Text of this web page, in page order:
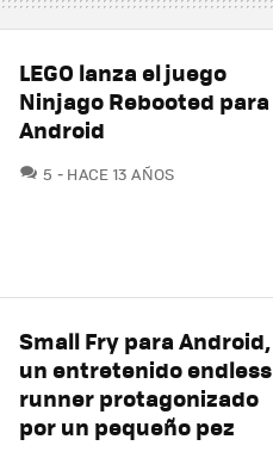
LEGO lanza el juego
Ninjago Rebooted para
Android
5 COMENTARIOS
HACE 13 AÑOS
Small Fry para Android,
un entretenido endless
runner protagonizado
por un pequeño pez